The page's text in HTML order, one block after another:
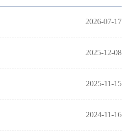
2026-07-17
2025-12-08
2025-11-15
2024-11-16